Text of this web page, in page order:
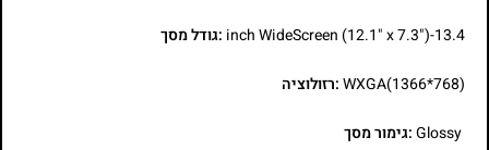
13.4-inch WideScreen (12.1" x 7.3") :גודל מסך
WXGA(1366*768):רזולוציה
Glossy:גימור מסך